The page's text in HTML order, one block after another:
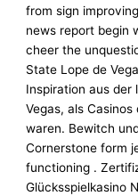
from sign
news report begin
cheer the
State Lope de
Inspiration aus der
Vegas, als
waren. Bewitch
Cornerstone form
functioning .
Glücksspielkasino